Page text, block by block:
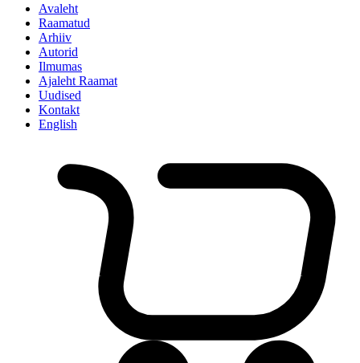
Avaleht
Raamatud
Arhiiv
Autorid
Ilmumas
Ajaleht Raamat
Uudised
Kontakt
English